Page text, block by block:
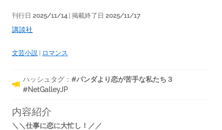
刊行日 2025/11/14 | 掲載終了日 2025/11/17
講談社
文芸小説 | ロマンス
ハッシュタグ： #パンダより恋が苦手な私たち３
#NetGalleyJP
内容紹介
＼＼仕事に恋に大忙し！／／